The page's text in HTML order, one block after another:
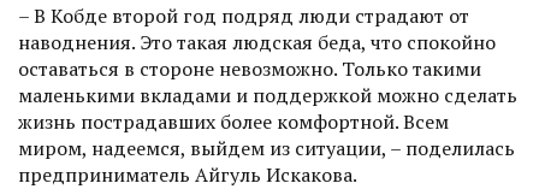
– В Кобде второй год подряд люди страдают от
наводнения. Это такая людская беда, что спокойно
оставаться в стороне невозможно. Только такими
маленькими вкладами и поддержкой можно сделать
жизнь пострадавших более комфортной. Всем
миром, надеемся, выйдем из ситуации, – поделилась
предприниматель Айгуль Искакова.